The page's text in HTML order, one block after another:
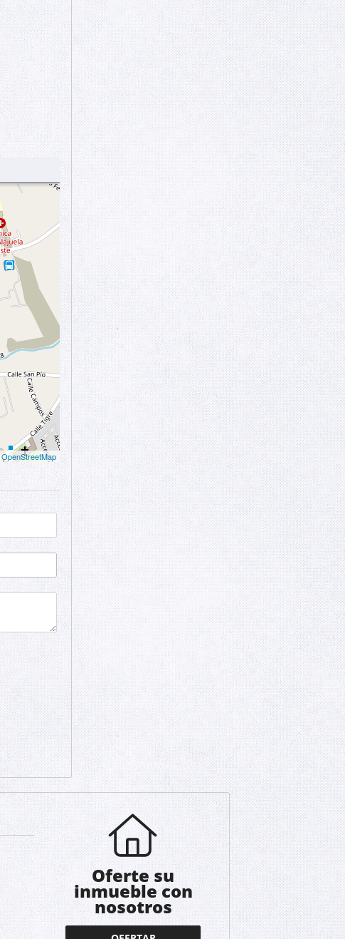
OpenStreetMap
Oferte su
inmueble con
nosotros